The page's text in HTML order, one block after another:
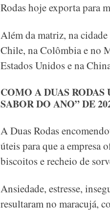
Rodas hoje exporta para
Além da matriz, na cidade
Chile, na Colômbia e no
Estados Unidose na
COMO A DUAS
SABOR DO ANO” DE
A Duas Rodas
úteis para que a empresa
biscoitos e recheio de
Ansiedade, estresse,
resultaram no maracujá,